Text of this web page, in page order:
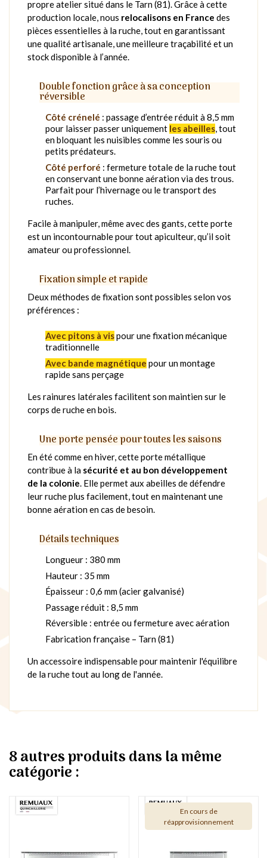
propre atelier situé dans le Tarn (81). Grâce à cette
production locale, nous relocalisons en France des
pièces essentielles à la ruche, tout en garantissant
une qualité artisanale, une meilleure traçabilité et un
stock disponible à l’année.
Double fonction grâce à sa conception
réversible
Côté crénelé : passage d’entrée réduit à 8,5 mm
pour laisser passer uniquement les abeilles, tout
en bloquant les nuisibles comme les souris ou
petits prédateurs.
Côté perforé : fermeture totale de la ruche tout
en conservant une bonne aération via des trous.
Parfait pour l’hivernage ou le transport des
ruches.
Facile à manipuler, même avec des gants, cette porte
est un incontournable pour tout apiculteur, qu’il soit
amateur ou professionnel.
Fixation simple et rapide
Deux méthodes de fixation sont possibles selon vos
préférences :
Avec pitons à vispour une fixation mécanique
traditionnelle
Avec bande magnétique pour un montage
rapide sans perçage
Les rainures latérales facilitent son maintien sur le
corps de ruche en bois.
Une porte pensée pour toutes les saisons
En été comme en hiver, cette porte métallique
contribue à la sécurité et au bon développement
de la colonie. Elle permet aux abeilles de défendre
leur ruche plus facilement, tout en maintenant une
bonne aération en cas de besoin.
Détails techniques
Longueur : 380 mm
Hauteur : 35 mm
Épaisseur : 0,6 mm (acier galvanisé)
Passage réduit : 8,5 mm
Réversible : entrée ou fermeture avec aération
Fabrication française – Tarn (81)
Un accessoire indispensable pour maintenir l'équilibre
de la ruche tout au long de l'année.
8 autres produits dans la même
catégorie :
En cours de
réapprovisionnement